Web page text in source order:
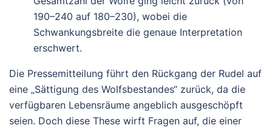
190–240 auf 180–230), wobei die
Schwankungsbreite die genaue Interpretation
erschwert.
Die Pressemitteilung führt den Rückgang der Rudel auf
eine „Sättigung des Wolfsbestandes“ zurück, da die
verfügbaren Lebensräume angeblich ausgeschöpft
seien. Doch diese These wirft Fragen auf, die einer